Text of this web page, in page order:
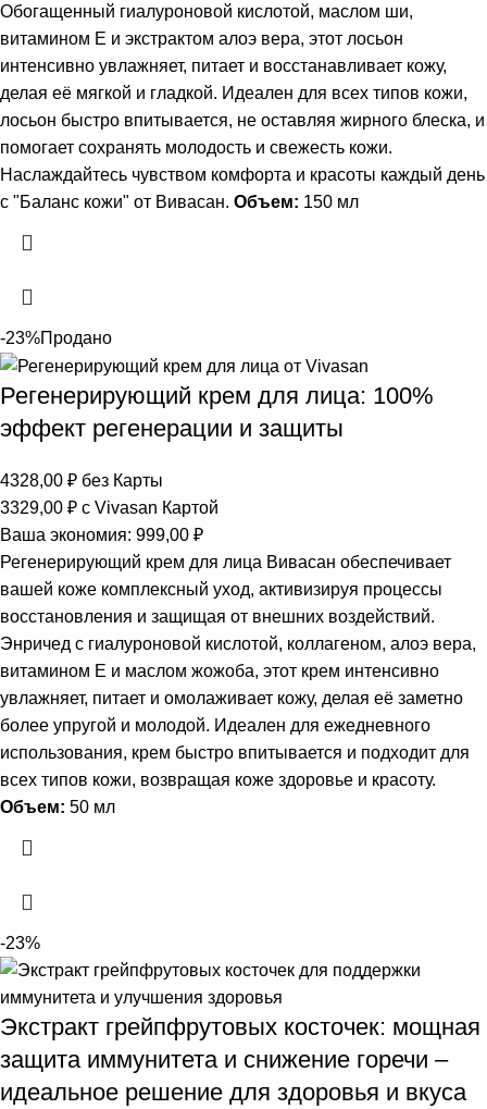
Обогащенный гиалуроновой кислотой, маслом ши,
витамином Е и экстрактом алоэ вера, этот лосьон
интенсивно увлажняет, питает и восстанавливает кожу,
делая её мягкой и гладкой. Идеален для всех типов кожи,
лосьон быстро впитывается, не оставляя жирного блеска, и
помогает сохранять молодость и свежесть кожи.
Наслаждайтесь чувством комфорта и красоты каждый день
с "Баланс кожи" от Вивасан. Объем: 150 мл
-23%Продано
Регенерирующий крем для лица: 100%
эффект регенерации и защиты
4328,00 ₽ без Карты
3329,00 ₽ с Vivasan Картой
Ваша экономия: 999,00 ₽
Регенерирующий крем для лица Вивасан обеспечивает
вашей коже комплексный уход, активизируя процессы
восстановления и защищая от внешних воздействий.
Энричед с гиалуроновой кислотой, коллагеном, алоэ вера,
витамином E и маслом жожоба, этот крем интенсивно
увлажняет, питает и омолаживает кожу, делая её заметно
более упругой и молодой. Идеален для ежедневного
использования, крем быстро впитывается и подходит для
всех типов кожи, возвращая коже здоровье и красоту.
Объем: 50 мл
-23%
Экстракт грейпфрутовых косточек: мощная
защита иммунитета и снижение горечи –
идеальное решение для здоровья и вкуса